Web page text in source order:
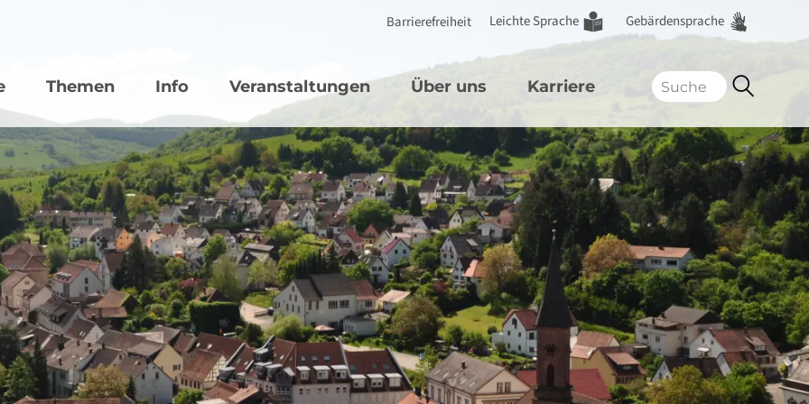
Barrierefreiheit Leichte Sprache Gebärdensprache
Themen Info Veranstaltungen Über uns Karriere